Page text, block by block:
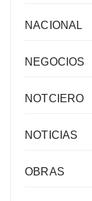
NACIONAL
NEGOCIOS
NOTCIERO
NOTICIAS
OBRAS